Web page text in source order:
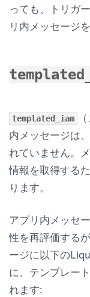
っても、トリガ
リ内メッセージ
templated_iam
内メッセージは
れていません。
情報を取得する
ります。
アプリ内メッセー
性を再評価する
ージに以下の
に、テンプレー
れます: